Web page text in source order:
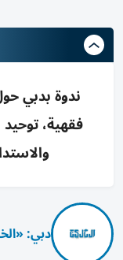
ندوة بدبي
فقهية، توحيد
دبي: